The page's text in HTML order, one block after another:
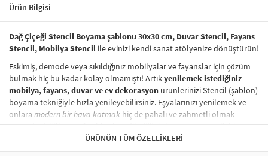
Ürün Bilgisi
Dağ Çiçeği Stencil Boyama şablonu 30x30 cm, Duvar Stencil, Fayans
Stencil, Mobilya Stencil ile evinizi kendi sanat atölyenize dönüştürün!
Eskimiş, demode veya sıkıldığınız mobilyalar ve fayanslar için çözüm
bulmak hiç bu kadar kolay olmamıştı! Artıkyenilemek istediğiniz
mobilya, fayans, duvar ve ev dekorasyon ürünlerinizi Stencil (şablon)
boyama tekniğiyle hızla yenileyebilirsiniz. Eşyalarınızı yenilemek ve
onlara modern bir hava katmak hiç de pahalı ve zahmetli olmak
zorunda değil! Stencil şablonları, dilediğiniz her yüzeye pratik bir
desen uygulamanızısağlar ve mobilyalarınızın, duvarlarınızın,
kumaşlarınızın görünümünü anında değiştirebilir.
ÜRÜNÜN TÜM ÖZELLIKLERI